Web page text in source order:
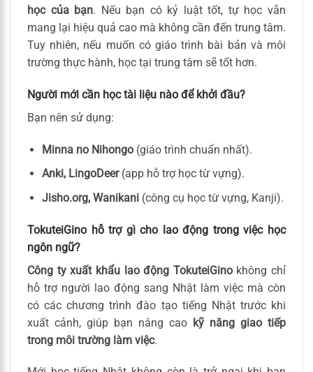
học của bạn. Nếu bạn có kỷ luật tốt, tự học vẫn
mang lại hiệu quả cao mà không cần đến trung tâm.
Tuy nhiên, nếu muốn có giáo trình bài bản và môi
trường thực hành, học tại trung tâm sẽ tốt hơn.
Người mới cần học tài liệu nào để khởi đầu?
Bạn nên sử dụng:
Minna no Nihongo(giáo trình chuẩn nhất).
Anki, LingoDeer(app hỗ trợ học từ vựng).
Jisho.org, Wanikani(công cụ học từ vựng, Kanji).
TokuteiGino hỗ trợ gì cho lao động trong việc học
ngôn ngữ?
Công ty xuất khẩu lao động TokuteiGinokhông chỉ
hỗ trợ người lao động sang Nhật làm việc mà còn
có các chương trình đào tạo tiếng Nhật trước khi
xuất cảnh, giúp bạn nâng cao kỹ năng giao tiếp
trong môi trường làm việc.